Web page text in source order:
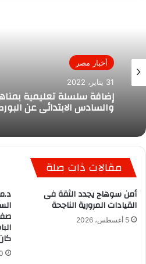
أخبار مصر
31 يناير، 2022
إضافة سلسلة تعليمية
والسادس الابتدائى عن
مقالات ذات صلة
أمن سوهاج يجدد الثقة فى
القيادات المرورية الناجحة
5 أغسطس، 2026
30